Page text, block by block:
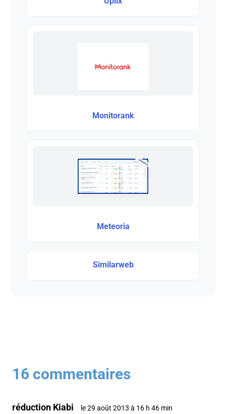
Monitorank
Meteoria
Similarweb
16 commentaires
réduction Kiabi le 29 août 2013 à 16 h 46 min